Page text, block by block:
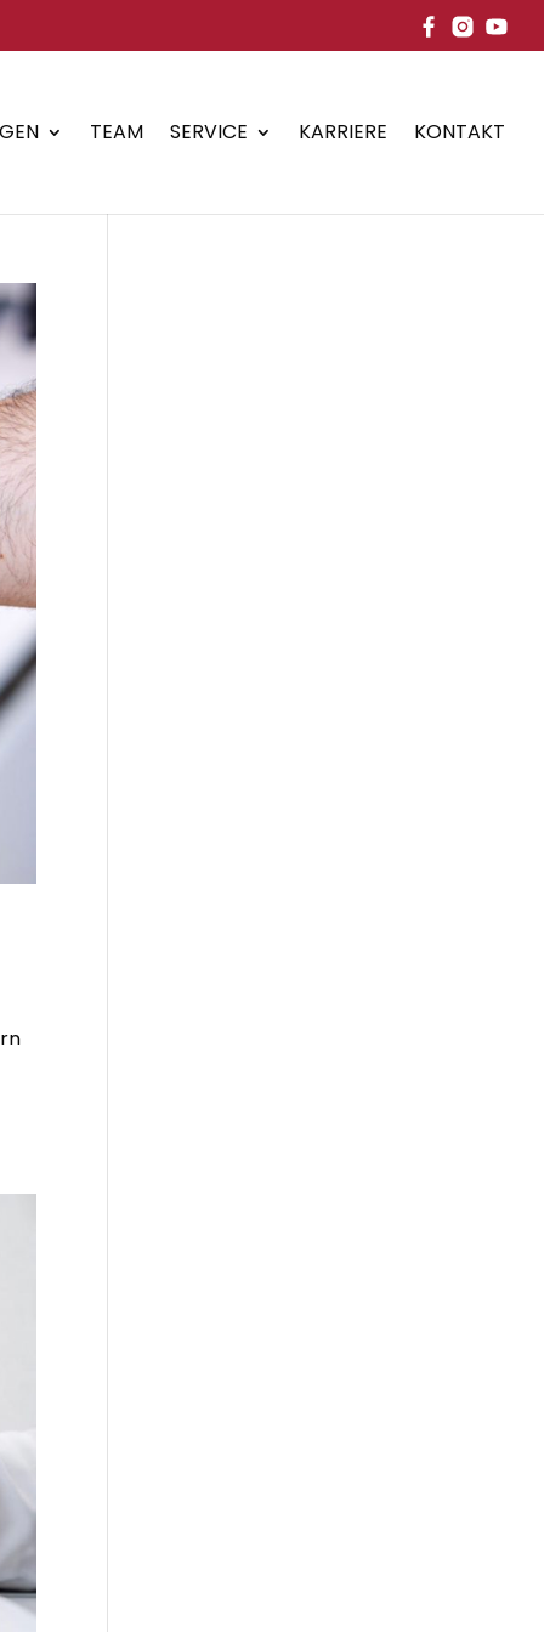
TEAM SERVICE KARRIERE KONTAKT